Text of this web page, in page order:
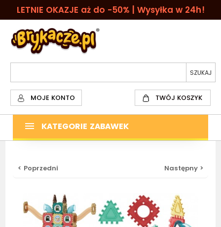
LETNIE OKAZJE aż do -50% | Wysyłka w 24h!
MOJE KONTO TWÓJ KOSZYK
KATEGORIE ZABAWEK
< Poprzedni Następny >